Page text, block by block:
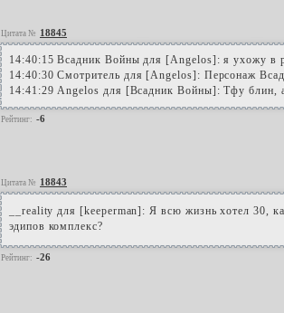
Цитата № 18845
14:40:15 Всадник Войны для [Angelos]: я ухожу в
14:40:30 Смотритель для [Angelos]: Персонаж
14:41:29 Angelos для [Всадник Войны]: Тфу блин,
Рейтинг: -6
Цитата № 18843
__reality для [keeperman]: Я всю жизнь хотел 30,
эдипов комплекс?
Рейтинг: -26